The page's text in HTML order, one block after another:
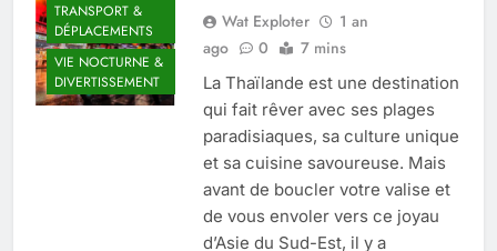
TRANSPORT &
DÉPLACEMENTS
VIE NOCTURNE &
DIVERTISSEMENT
Wat Exploter
1 an
ago
0 7 mins
La Thaïlande est une destination
qui fait rêver avec ses plages
paradisiaques, sa culture unique
et sa cuisine savoureuse. Mais
avant de boucler votre valise et
de vous envoler vers ce joyau
d’Asie du Sud-Est, il y a